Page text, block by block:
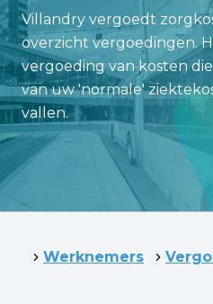
Villandry vergoedt
overzicht vergoedingen.
vergoeding van kosten
van uw 'normale'
vallen.
Werknemers